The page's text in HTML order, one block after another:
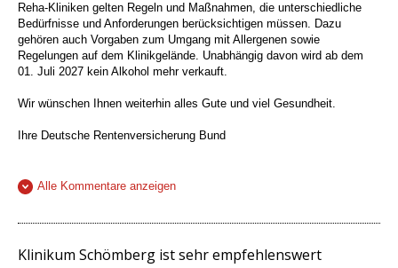
Reha-Kliniken gelten Regeln und Maßnahmen, die unterschiedliche
Bedürfnisse und Anforderungen berücksichtigen müssen. Dazu
gehören auch Vorgaben zum Umgang mit Allergenen sowie
Regelungen auf dem Klinikgelände. Unabhängig davon wird ab dem
01. Juli 2027 kein Alkohol mehr verkauft.
Wir wünschen Ihnen weiterhin alles Gute und viel Gesundheit.
Ihre Deutsche Rentenversicherung Bund
Alle Kommentare anzeigen
Klinikum Schömberg ist sehr empfehlenswert